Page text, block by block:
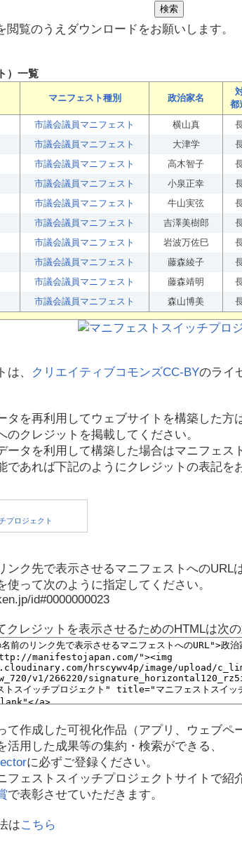
閲覧のうえダウンロードをお願いします。
）一覧
マニフェスト種別 政治家名
都
市議会議員マニフェスト 横山真
市議会議員マニフェスト 大津学
市議会議員マニフェスト 高木智子
市議会議員マニフェスト 小泉正幸
市議会議員マニフェスト 牛山実弦
市議会議員マニフェスト 吉澤美樹郎
市議会議員マニフェスト 岩波万佐巳
市議会議員マニフェスト 藤森綾子
市議会議員マニフェスト 藤森靖明
市議会議員マニフェスト 森山博美
は、 クリエイティブコモンズCC-BYのライ
タを再利用してウェブサイトを構築した方
のクレジットを掲載してください。
ータを利用して構築した場合はマニフェス
であれば下記のようにクレジットの表記を
ンク先で表示させるマニフェストへのURLは
使って次のように指定してください。
id#0000000023
クレジットを表示させるためのHTMLは次の
て作成した可視化作品（アプリ、ウェブペ
活用した成果等の集約・検索ができる、
に必ずご登録ください。
フェストスイッチプロジェクトサイトで紹
で表彰させていただきます。
はこちら